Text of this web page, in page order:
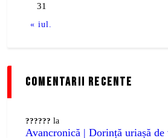
31
« iul.
comentarii recente
?????? la
Avancronică | Dorință uriașă